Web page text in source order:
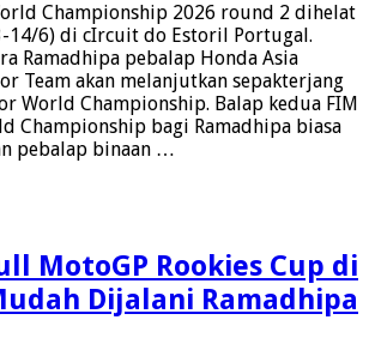
Moto3
Junior
Portugal,
Ramadhipa
Bertekad
Tampil
Championship 2026 round 2 dihelat
14/6) di cIrcuit do Estoril Portugal.
Ramadhipa pebalap Honda Asia
Team akan melanjutkan sepakterjang
World Championship. Balap kedua FIM
Championship bagi Ramadhipa biasa
pebalap binaan …
MotoGP Rookies Cup di
Dijalani Ramadhipa